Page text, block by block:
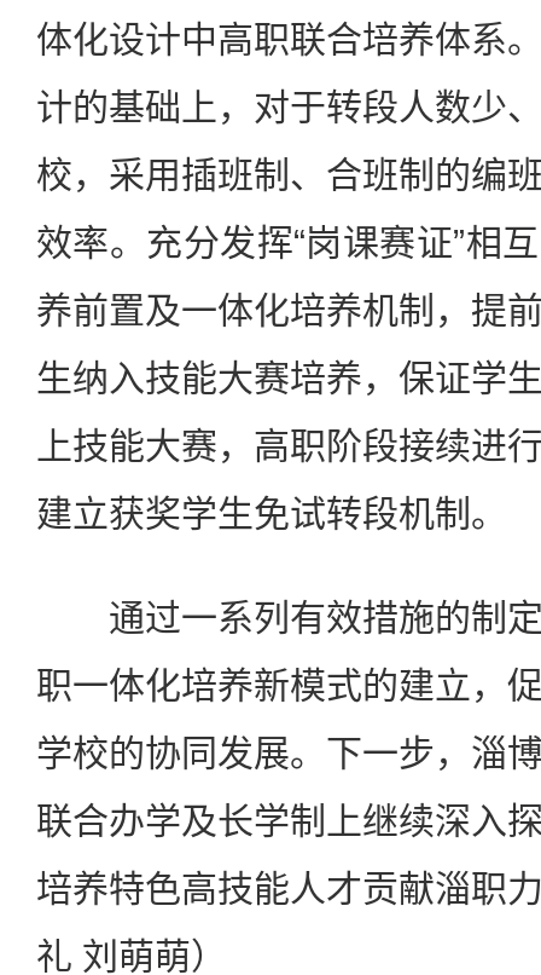
体化设计中高职联合培养体系
计的基础上，对于转段人数少
校，采用插班制、合班制的编
效率。充分发挥“岗课赛证”相
养前置及一体化培养机制，提
生纳入技能大赛培养，保证学
上技能大赛，高职阶段接续进
建立获奖学生免试转段机制。
通过一系列有效措施的制定
职一体化培养新模式的建立，
学校的协同发展。下一步，淄
联合办学及长学制上继续深入
培养特色高技能人才贡献淄职
礼 刘萌萌）